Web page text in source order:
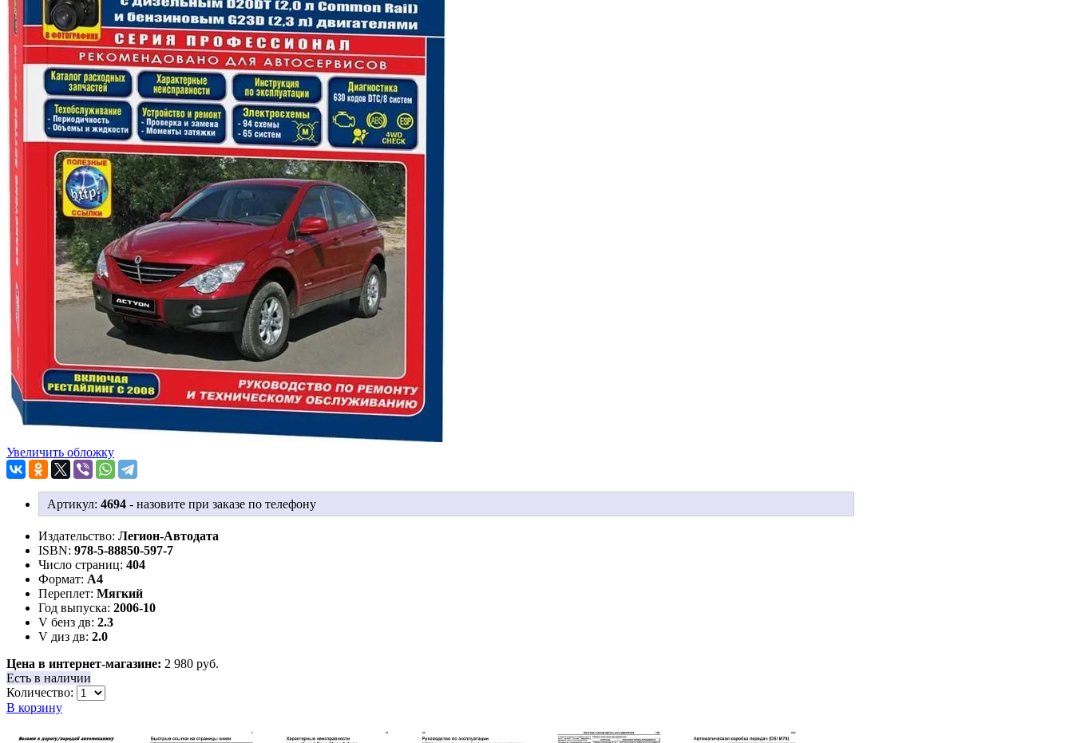
Увеличить обложку
Артикул: 4694 - назовите при заказе по телефону
Издательство: Легион-Aвтодата
ISBN: 978-5-88850-597-7
Число страниц: 404
Формат: А4
Переплет: Мягкий
Год выпуска: 2006-10
V бенз дв: 2.3
V диз дв: 2.0
Цена в интернет-магазине: 2 980 руб.
Есть в наличии
Количество:
В корзину